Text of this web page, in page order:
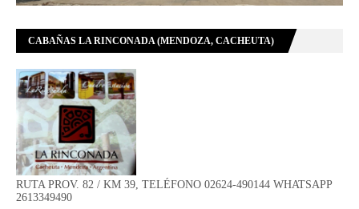
CABAÑAS LA RINCONADA (MENDOZA, CACHEUTA)
RUTA PROV. 82 / KM 39, TELÉFONO 02624-490144 WHATSAPP
2613349490